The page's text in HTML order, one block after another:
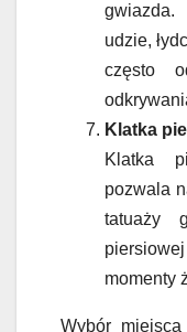
gwiazda.
udzie,
często
Klatka
Klatka
pozwala
tatuaży
momenty
Wybór